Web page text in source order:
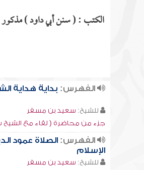
الكتب : ( سنن أبي داود ) مذكور
الفهرس: بداية هداية
للشيخ: سعيد بن مسفر
جزء من محاضرة ( لقاء مع
الفهرس:الصلاة عمود
الإسلام
للشيخ: سعيد بن مسفر